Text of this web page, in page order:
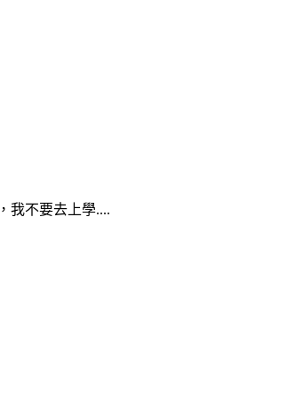
我不要去上學....